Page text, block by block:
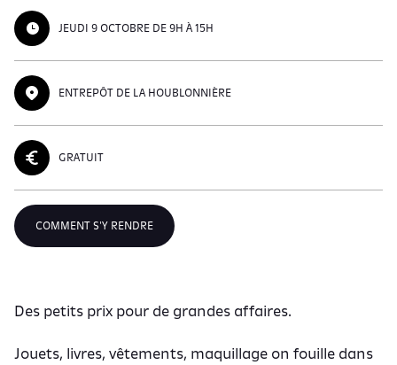
JEUDI 9 OCTOBRE DE 9H À 15H
ENTREPÔT DE LA HOUBLONNIÈRE
GRATUIT
COMMENT S'Y RENDRE
Des petits prix pour de grandes affaires.
Jouets, livres, vêtements, maquillage on fouille dans